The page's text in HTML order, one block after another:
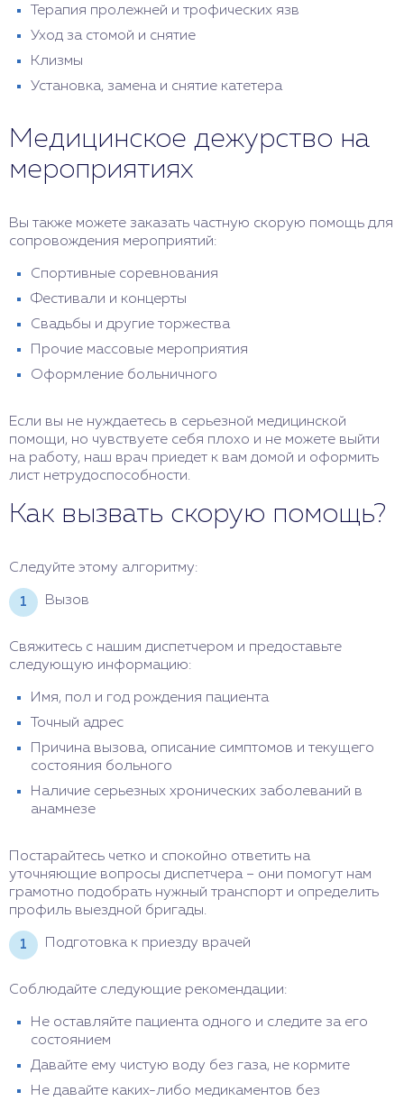
Терапия пролежней и трофических язв
Уход за стомой и снятие
Клизмы
Установка, замена и снятие катетера
Медицинское дежурство на
мероприятиях
Вы также можете заказать частную скорую помощь для
сопровождения мероприятий:
Спортивные соревнования
Фестивали и концерты
Свадьбы и другие торжества
Прочие массовые мероприятия
Оформление больничного
Если вы не нуждаетесь в серьезной медицинской
помощи, но чувствуете себя плохо и не можете выйти
на работу, наш врач приедет к вам домой и оформить
лист нетрудоспособности.
Как вызвать скорую помощь?
Следуйте этому алгоритму:
Вызов
Свяжитесь с нашим диспетчером и предоставьте
следующую информацию:
Имя, пол и год рождения пациента
Точный адрес
Причина вызова, описание симптомов и текущего
состояния больного
Наличие серьезных хронических заболеваний в
анамнезе
Постарайтесь четко и спокойно ответить на
уточняющие вопросы диспетчера – они помогут нам
грамотно подобрать нужный транспорт и определить
профиль выездной бригады.
Подготовка к приезду врачей
Соблюдайте следующие рекомендации:
Не оставляйте пациента одного и следите за его
состоянием
Давайте ему чистую воду без газа, не кормите
Не давайте каких-либо медикаментов без